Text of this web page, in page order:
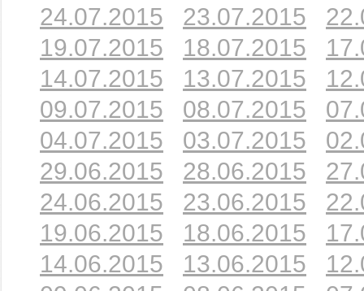
24.07.2015
23.07.2015
19.07.2015
18.07.2015
14.07.2015
13.07.2015
09.07.2015
08.07.2015
04.07.2015
03.07.2015
29.06.2015
28.06.2015
24.06.2015
23.06.2015
19.06.2015
18.06.2015
14.06.2015
13.06.2015